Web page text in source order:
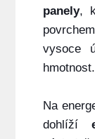
panely,
vysoce
hmotnost.
Na
dohlíží